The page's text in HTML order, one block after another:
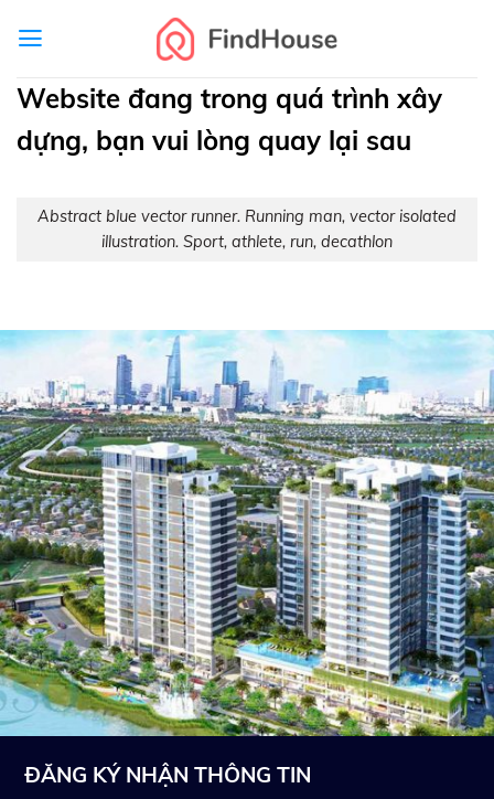
Website đang trong quá trình xây
dựng, bạn vui lòng quay lại sau
Abstract blue vector runner. Running man, vector isolated
illustration. Sport, athlete, run, decathlon
ĐĂNG KÝ NHẬN THÔNG TIN